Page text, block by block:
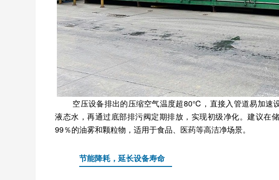
空压设备排出的压缩空气温度超80℃，直接入管道易加速
液态水，再通过底部排污阀定期排放，实现初级净化。建议在
99％的油雾和颗粒物，适用于食品、医药等高洁净场景。
节能降耗，延长设备寿命